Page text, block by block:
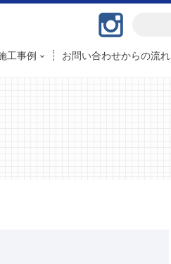
工事例 お問い合わせからの流れ